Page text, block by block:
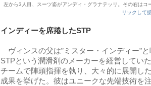
左から3人目、スーツ姿がアンディ・グラナテッリ。その右は
リックして
インディーを席捲したSTP
ヴィンスの父は”ミスター・インディー”
STPという潤滑剤のメーカーを経営してい
チームで陣頭指揮を執り、大々的に展開し
成果を挙げた。彼はユニークな先端技術を